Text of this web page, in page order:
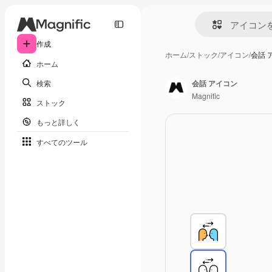
作成
ホーム
検索
ストック
もっと詳しく
すべてのツール
ホーム/ストック/アイコン/会話
会話 アイコン
Magnific